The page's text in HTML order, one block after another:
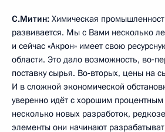
С.Митин: Химическая
развивается. Мы с Вами несколько
и сейчас «Акрон» имеет свою
области. Это дало возможность,
поставку сырья. Во‑вторых, цены на
И в сложной экономической
уверенно идёт с хорошим процентным
несколько новых разработок,
элементы они начинают